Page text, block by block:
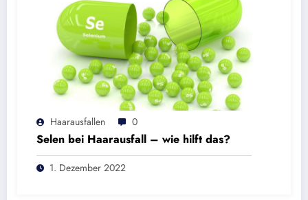
Haarausfallen 0
Selen bei Haarausfall – wie hilft das?
1. Dezember 2022